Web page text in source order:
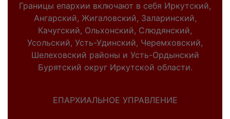
Границы епархии включают в себя Иркутский,
Ангарский, Жигаловский, Заларинский,
Качугский, Ольхонский, Слюдянский,
Усольский, Усть-Удинский, Черемховский,
Шелеховский районы и Усть-Ордынский
Бурятский округ Иркутской области.
ЕПАРХИАЛЬНОЕ УПРАВЛЕНИЕ